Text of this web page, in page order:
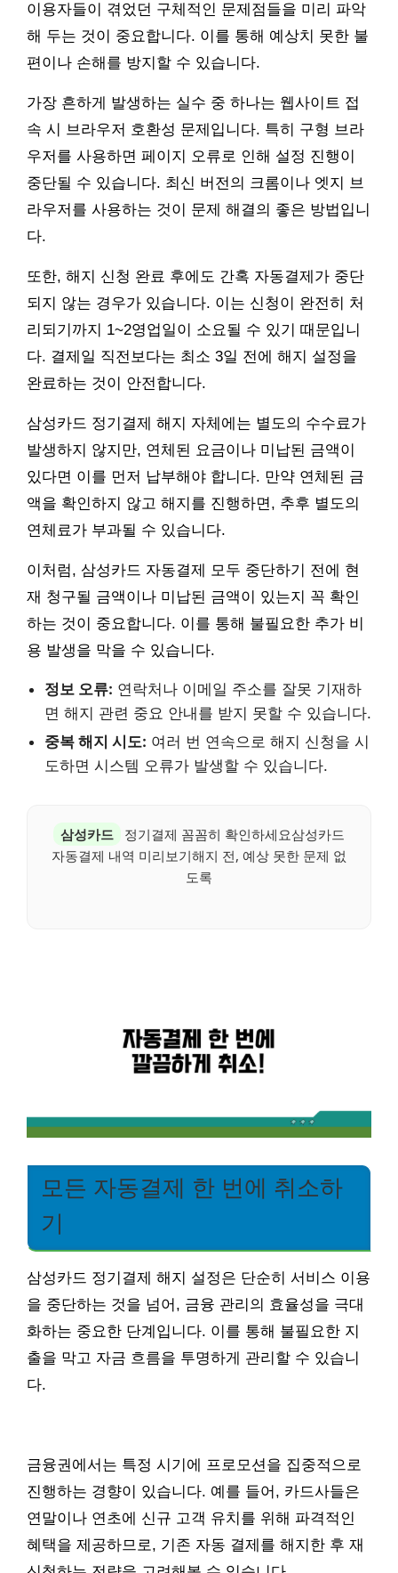
이용자들이 겪었던 구체적인 문제점들을 미리 파악
해 두는 것이 중요합니다. 이를 통해 예상치 못한 불
편이나 손해를 방지할 수 있습니다.
가장 흔하게 발생하는 실수 중 하나는 웹사이트 접
속 시 브라우저 호환성 문제입니다. 특히 구형 브라
우저를 사용하면 페이지 오류로 인해 설정 진행이
중단될 수 있습니다. 최신 버전의 크롬이나 엣지 브
라우저를 사용하는 것이 문제 해결의 좋은 방법입니
다.
또한, 해지 신청 완료 후에도 간혹 자동결제가 중단
되지 않는 경우가 있습니다. 이는 신청이 완전히 처
리되기까지 1~2영업일이 소요될 수 있기 때문입니
다. 결제일 직전보다는 최소 3일 전에 해지 설정을
완료하는 것이 안전합니다.
삼성카드 정기결제 해지 자체에는 별도의 수수료가
발생하지 않지만, 연체된 요금이나 미납된 금액이
있다면 이를 먼저 납부해야 합니다. 만약 연체된 금
액을 확인하지 않고 해지를 진행하면, 추후 별도의
연체료가 부과될 수 있습니다.
이처럼, 삼성카드 자동결제 모두 중단하기 전에 현
재 청구될 금액이나 미납된 금액이 있는지 꼭 확인
하는 것이 중요합니다. 이를 통해 불필요한 추가 비
용 발생을 막을 수 있습니다.
정보 오류: 연락처나 이메일 주소를 잘못 기재하
면 해지 관련 중요 안내를 받지 못할 수 있습니다.
중복 해지 시도: 여러 번 연속으로 해지 신청을 시
도하면 시스템 오류가 발생할 수 있습니다.
삼성카드
정기결제 꼼꼼히 확인하세요삼성카드
자동결제 내역 미리보기해지 전, 예상 못한 문제 없
도록
모든 자동결제 한 번에 취소하
기
삼성카드 정기결제 해지 설정은 단순히 서비스 이용
을 중단하는 것을 넘어, 금융 관리의 효율성을 극대
화하는 중요한 단계입니다. 이를 통해 불필요한 지
출을 막고 자금 흐름을 투명하게 관리할 수 있습니
다.
금융권에서는 특정 시기에 프로모션을 집중적으로
진행하는 경향이 있습니다. 예를 들어, 카드사들은
연말이나 연초에 신규 고객 유치를 위해 파격적인
혜택을 제공하므로, 기존 자동 결제를 해지한 후 재